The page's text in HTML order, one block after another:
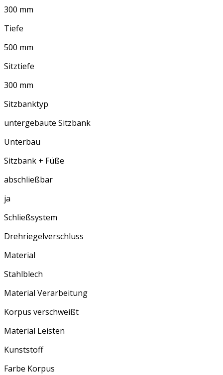
300 mm
Tiefe
500 mm
Sitztiefe
300 mm
Sitzbanktyp
untergebaute Sitzbank
Unterbau
Sitzbank + Füße
abschließbar
ja
Schließsystem
Drehriegelverschluss
Material
Stahlblech
Material Verarbeitung
Korpus verschweißt
Material Leisten
Kunststoff
Farbe Korpus